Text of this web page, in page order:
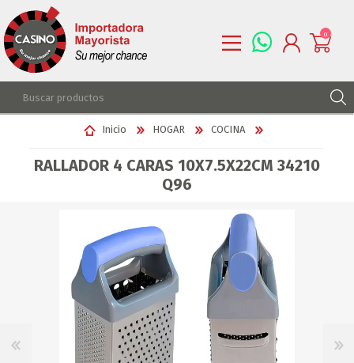
REGISTRARSE
LISTA DE DESEOS
0
Inicio HOGAR COCINA
RALLADOR 4 CARAS 10X7.5X22CM 34210
Q96